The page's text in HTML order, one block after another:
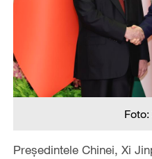
Președintele Chinei, Xi